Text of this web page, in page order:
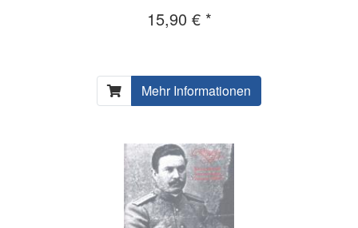
15,90 € *
Mehr Informationen